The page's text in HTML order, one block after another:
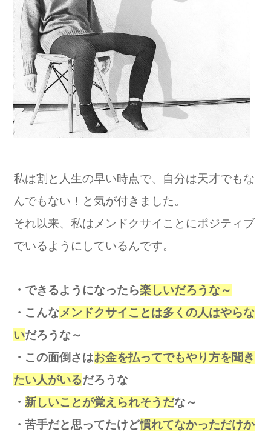
私は割と人生の早い時点で、自分は天才でもな
んでもない！ と気が付きました。
それ以来、 私はメンドクサイことにポジティブ
でいるようにしているんです。
・できるようになったら楽しいだろうな～
・こんなメンドクサイことは多くの人はやらな
いだろうな～
・ この面倒さはお金を払ってでもやり方を聞き
たい人がいるだろうな
・ 新しいことが覚えられそうだな～
・苦手だと思ってたけど慣れてなかっただけか